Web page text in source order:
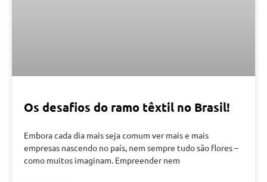
Os desafios do ramo têxtil no Brasil!
Embora cada dia mais seja comum ver mais e mais
empresas nascendo no país, nem sempre tudo são flores –
como muitos imaginam. Empreender nem